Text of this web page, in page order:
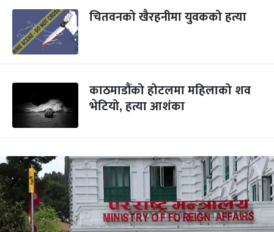
चितवनको खैरहनीमा युवकको हत्या
काठमाडौंको होटलमा महिलाको शव
भेटियो, हत्या आशंका